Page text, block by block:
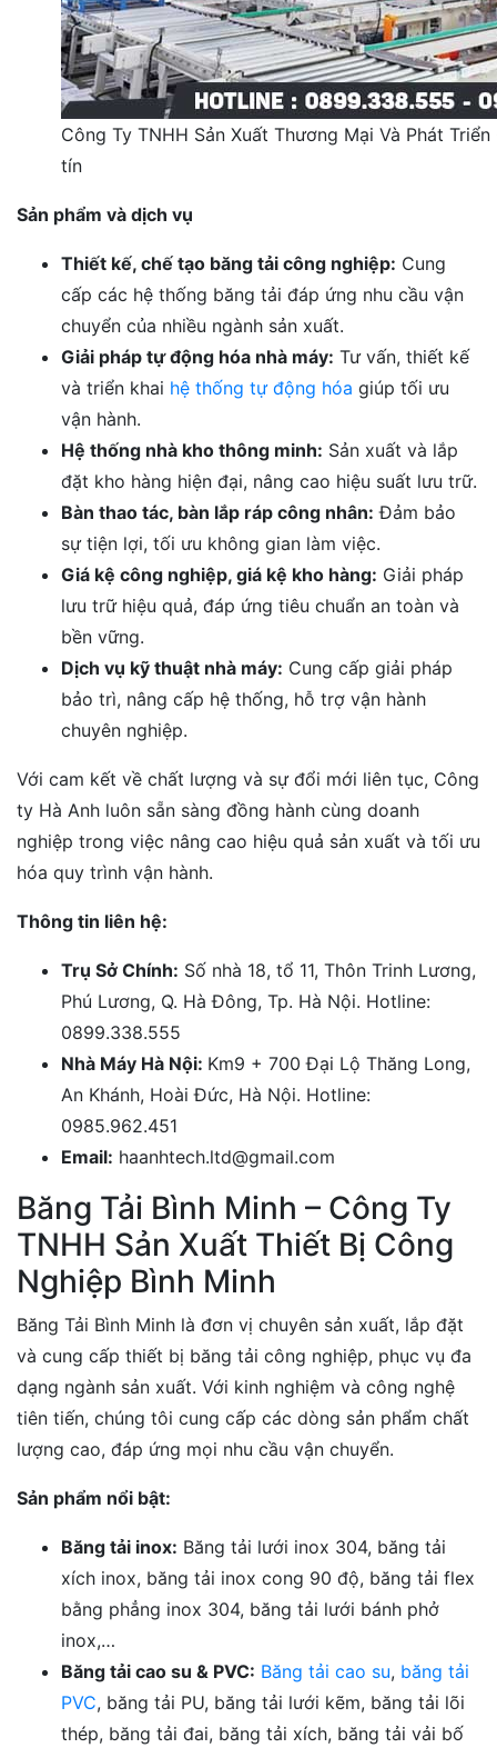
Công Ty TNHH Sản Xuất Thương Mại Và Phát
tín
Sản phẩm và dịch vụ
Thiết kế, chế tạo băng tải công nghiệp: Cung
cấp các hệ thống băng tải đáp ứng nhu cầu vận
chuyển của nhiều ngành sản xuất.
Giải pháp tự động hóa nhà máy: Tư vấn, thiết kế
và triển khai hệ thống tự động hóa giúp tối ưu
vận hành.
Hệ thống nhà kho thông minh: Sản xuất và lắp
đặt kho hàng hiện đại, nâng cao hiệu suất lưu trữ.
Bàn thao tác, bàn lắp ráp công nhân: Đảm bảo
sự tiện lợi, tối ưu không gian làm việc.
Giá kệ công nghiệp, giá kệ kho hàng: Giải pháp
lưu trữ hiệu quả, đáp ứng tiêu chuẩn an toàn và
bền vững.
Dịch vụ kỹ thuật nhà máy: Cung cấp giải pháp
bảo trì, nâng cấp hệ thống, hỗ trợ vận hành
chuyên nghiệp.
Với cam kết về chất lượng và sự đổi mới liên tục, Công
ty Hà Anh luôn sẵn sàng đồng hành cùng doanh
nghiệp trong việc nâng cao hiệu quả sản xuất và tối ưu
hóa quy trình vận hành.
Thông tin liên hệ:
Trụ Sở Chính: Số nhà 18, tổ 11, Thôn Trinh Lương,
Phú Lương, Q. Hà Đông, Tp. Hà Nội. Hotline:
0899.338.555
Nhà Máy Hà Nội: Km9 + 700 Đại Lộ Thăng Long,
An Khánh, Hoài Đức, Hà Nội. Hotline:
0985.962.451
Email: haanhtech.ltd@gmail.com
Băng Tải Bình Minh – Công Ty
TNHH Sản Xuất Thiết Bị Công
Nghiệp Bình Minh
Băng Tải Bình Minh là đơn vị chuyên sản xuất, lắp đặt
và cung cấp thiết bị băng tải công nghiệp, phục vụ đa
dạng ngành sản xuất. Với kinh nghiệm và công nghệ
tiên tiến, chúng tôi cung cấp các dòng sản phẩm chất
lượng cao, đáp ứng mọi nhu cầu vận chuyển.
Sản phẩm nổi bật:
Băng tải inox: Băng tải lưới inox 304, băng tải
xích inox, băng tải inox cong 90 độ, băng tải flex
bằng phẳng inox 304, băng tải lưới bánh phở
inox,…
Băng tải cao su & PVC: Băng tải cao su, băng tải
PVC, băng tải PU, băng tải lưới kẽm, băng tải lõi
thép, băng tải đai, băng tải xích, băng tải vải bố